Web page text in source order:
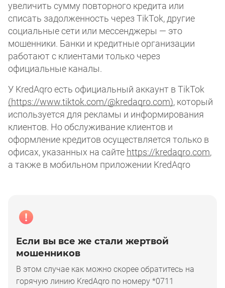
увеличить сумму повторного кредита или
списать задолженность через TikTok, другие
социальные сети или мессенджеры — это
мошенники. Банки и кредитные организации
работают с клиентами только через
официальные каналы.
У KredAqro есть официальный аккаунт в TikTok
(https://www.tiktok.com/@kredaqro.com), который
используется для рекламы и информирования
клиентов. Но обслуживание клиентов и
оформление кредитов осуществляется только в
офисах, указанных на сайте https://kredaqro.com,
а также в мобильном приложении KredAqro
Если вы все же стали жертвой
мошенников
В этом случае как можно скорее обратитесь на
горячую линию KredAqro по номеру *0711